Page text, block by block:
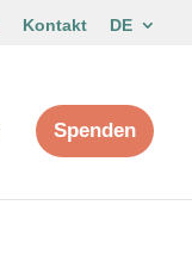
Kontakt DE
Spenden